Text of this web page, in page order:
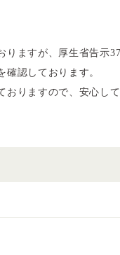
ますが、厚生省告示
認しております。
りますので、安心し